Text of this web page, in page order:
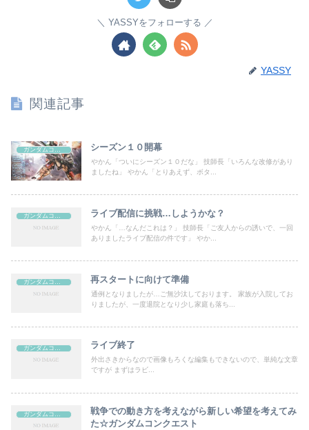
YASSYをフォローする
YASSY
関連記事
シーズン１０開幕
やかん「ついにシーズン１０だな」 技師長「いろんな改修があり
ましたね」 やかん「とりあえず、ボタ...
ライブ配信に挑戦…しようかな？
やかん「…なんだこれは？」 技師長「ご友人からの誘いで、一回
ありましたライブ配信の件です」 やか...
再スタートに向けて準備
通例となりましたが…ご無沙汰しております。 家族が入院してお
りましたが、一度退院となり少し家庭も落ち...
ライブ終了
外出さきからなので画像もろくな編集もできないので、単純な文章
ですが まずはラビ...
戦争での動き方を考えながら新しい希望を考えてみ
た☆ガンダムコンクエスト